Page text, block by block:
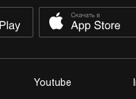
Youtube